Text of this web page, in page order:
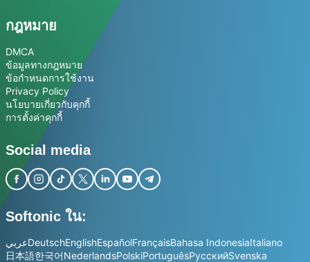
กฎหมาย
DMCA
ข้อมูลทางกฎหมาย
ข้อกำหนดการใช้งาน
Privacy Policy
นโยบายเกี่ยวกับคุกกี้
การตั้งค่าคุกกี้
Social media
Softonic ใน:
عربيDeutschEnglishEspañolFrançaisBahasa IndonesiaItaliano
日本語한국어NederlandsPolskiPortuguêsРусскийSvenska